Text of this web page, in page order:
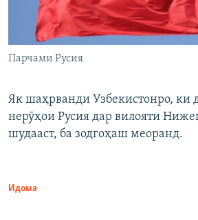
Парчами Русия
Як шаҳрванди Узбекистонро, ки
нерӯҳои Русия дар вилояти
шудааст, ба зодгоҳаш меоранд.
Идома